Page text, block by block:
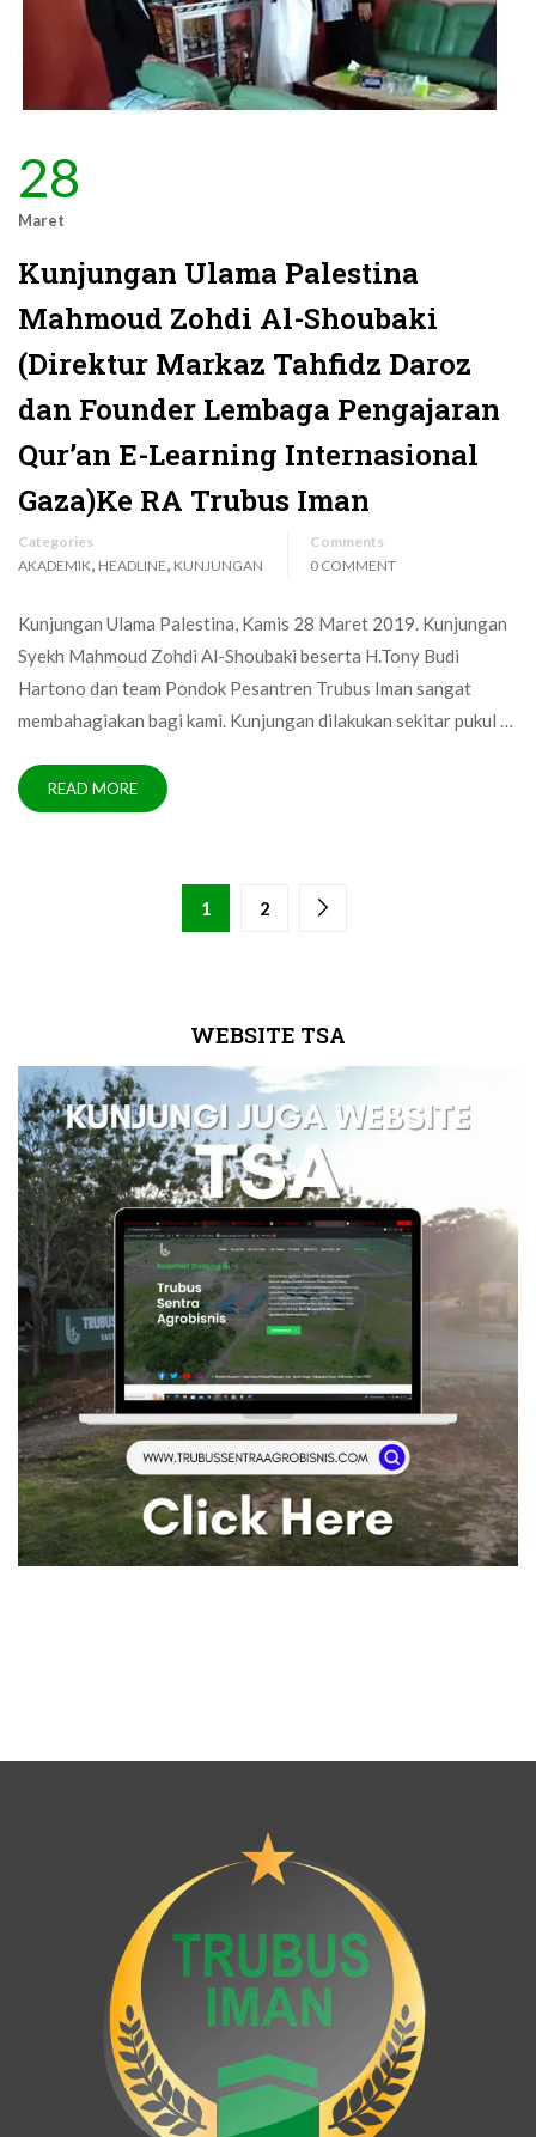
28
Maret
Kunjungan Ulama Palestina
Mahmoud Zohdi Al-Shoubaki
(Direktur Markaz Tahfidz Daroz
dan Founder Lembaga Pengajaran
Qur’an E-Learning Internasional
Gaza)Ke RA Trubus Iman
Categories
AKADEMIK, HEADLINE, KUNJUNGAN
Comments
0 COMMENT
Kunjungan Ulama Palestina, Kamis 28 Maret 2019. Kunjungan
Syekh Mahmoud Zohdi Al-Shoubaki beserta H.Tony Budi
Hartono dan team Pondok Pesantren Trubus Iman sangat
membahagiakan bagi kami. Kunjungan dilakukan sekitar pukul …
READ MORE
1 2
WEBSITE TSA